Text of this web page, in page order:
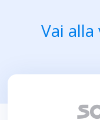
Vai